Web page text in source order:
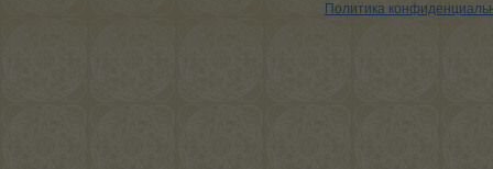
Политика